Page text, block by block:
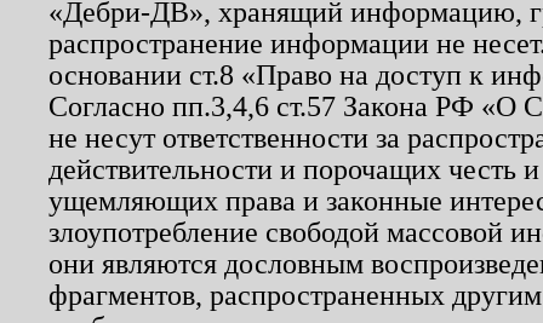
«Дебри-ДВ», хранящий информацию,
распространение информации не
основании ст.8 «Право на доступ к
Согласно пп.3,4,6 ст.57 Закона РФ «О
не несут ответственности за
действительности и порочащих честь
ущемляющих права и законные
злоупотребление свободой массовой
они являются дословным
фрагментов, распространенных